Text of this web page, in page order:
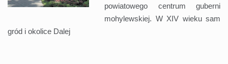
powiatowego centrum guberni
mohylewskiej. W XIV wieku sam
gród i okolice Dalej